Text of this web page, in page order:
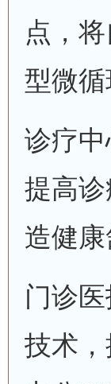
点，
型微
诊疗
提高
造健
门诊
技术